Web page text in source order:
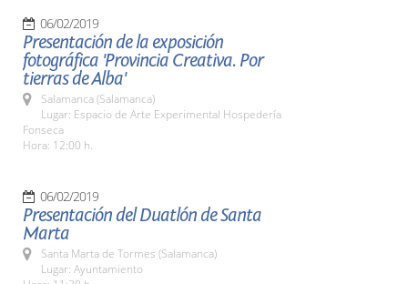
06/02/2019
Presentación de la exposición
fotográfica 'Provincia Creativa. Por
tierras de Alba'
Salamanca (Salamanca)
Lugar: Espacio de Arte Experimental Hospedería
Fonseca
Hora: 12:00 h.
06/02/2019
Presentación del Duatlón de Santa
Marta
Santa Marta de Tormes (Salamanca)
Lugar: Ayuntamiento